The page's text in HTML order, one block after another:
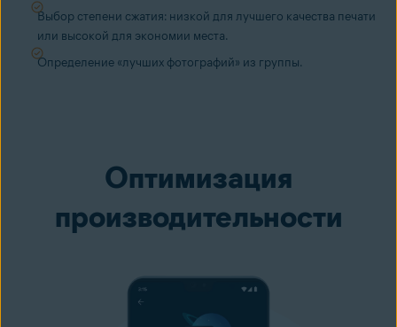
Выбор степени сжатия: низкой для лучшего качества печати
или высокой для экономии места.
Определение «лучших фотографий» из группы.
Оптимизация
производительности